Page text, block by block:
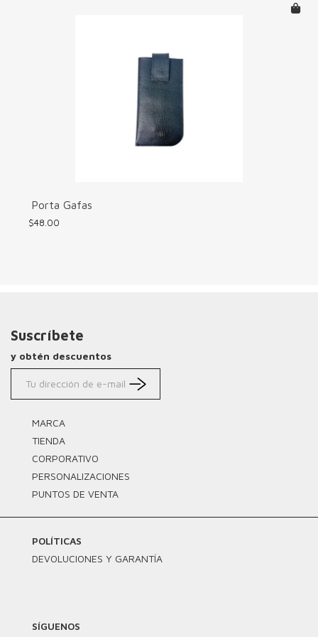
Porta Gafas
$48.00
Suscríbete
y obtén descuentos
MARCA
TIENDA
CORPORATIVO
PERSONALIZACIONES
PUNTOS DE VENTA
POLÍTICAS
DEVOLUCIONES Y GARANTÍA
SÍGUENOS